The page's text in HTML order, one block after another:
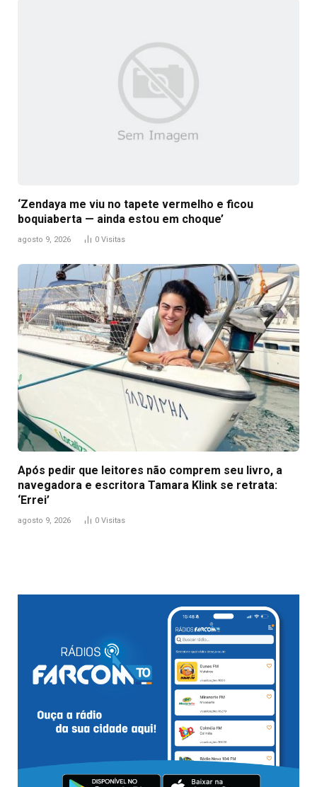
‘Zendaya me viu no tapete vermelho e ficou
boquiaberta — ainda estou em choque’
agosto 9, 2026 0 Visitas
Após pedir que leitores não comprem seu livro, a
navegadora e escritora Tamara Klink se retrata:
‘Errei’
agosto 9, 2026 0 Visitas